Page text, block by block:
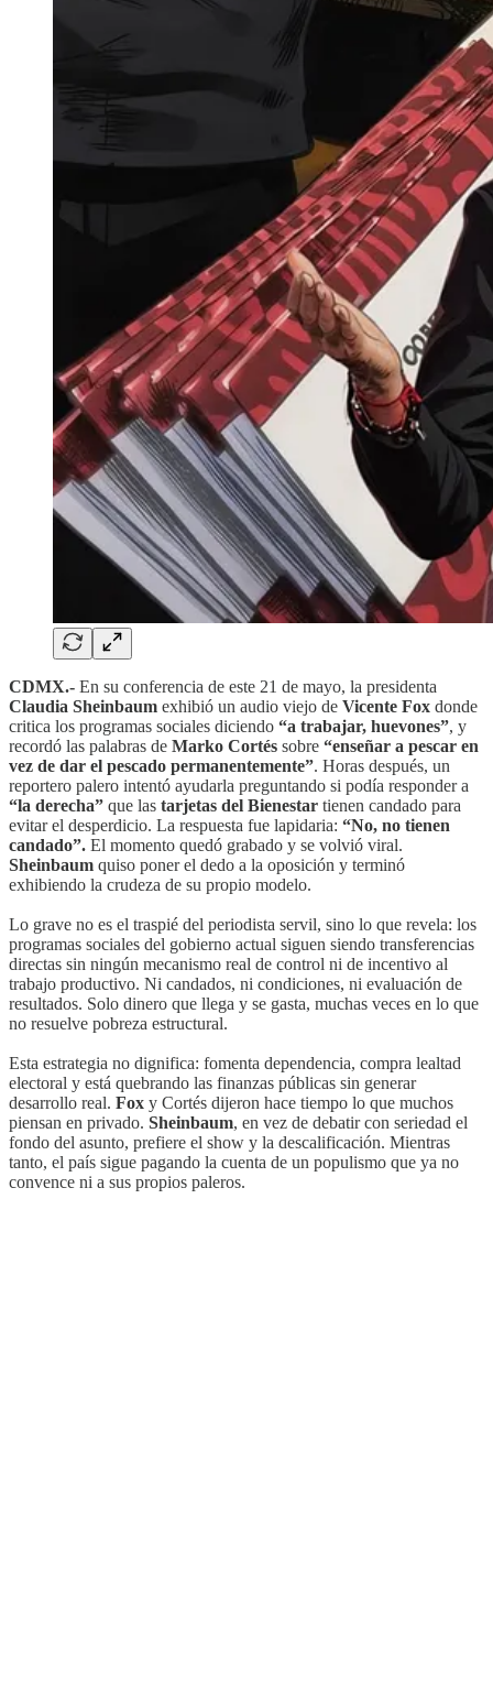
CDMX.- En su conferencia de este 21 de mayo, la presidenta
Claudia Sheinbaum exhibió un audio viejo de Vicente Fox donde
critica los programas sociales diciendo “a trabajar, huevones”, y
recordó las palabras de Marko Cortés sobre “enseñar a pescar en
vez de dar el pescado permanentemente”. Horas después, un
reportero palero intentó ayudarla preguntando si podía responder a
“la derecha” que las tarjetas del Bienestar tienen candado para
evitar el desperdicio. La respuesta fue lapidaria: “No, no tienen
candado”. El momento quedó grabado y se volvió viral.
Sheinbaum quiso poner el dedo a la oposición y terminó
exhibiendo la crudeza de su propio modelo.
Lo grave no es el traspié del periodista servil, sino lo que revela: los
programas sociales del gobierno actual siguen siendo transferencias
directas sin ningún mecanismo real de control ni de incentivo al
trabajo productivo. Ni candados, ni condiciones, ni evaluación de
resultados. Solo dinero que llega y se gasta, muchas veces en lo que
no resuelve pobreza estructural.
Esta estrategia no dignifica: fomenta dependencia, compra lealtad
electoral y está quebrando las finanzas públicas sin generar
desarrollo real. Fox y Cortés dijeron hace tiempo lo que muchos
piensan en privado. Sheinbaum, en vez de debatir con seriedad el
fondo del asunto, prefiere el show y la descalificación. Mientras
tanto, el país sigue pagando la cuenta de un populismo que ya no
convence ni a sus propios paleros.